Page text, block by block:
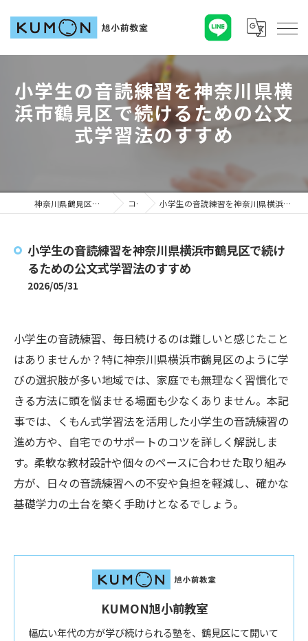
小学生の音読練習を神奈川県横
浜市鶴見区で続けるための公文
式学習法のすすめ
神奈川県鶴見区の塾ならKUMON旭小前教室 コラム 小学生の音読練習を神奈川県横浜市鶴見区で続けるための公文式学習法のすすめ
小学生の音読練習を神奈川県横浜市鶴見区で続け
るための公文式学習法のすすめ
2026/05/31
小学生の音読練習、毎日続けるのは難しいと感じたこと
はありませんか？特に神奈川県横浜市鶴見区のように学
びの選択肢が多い地域では、家庭でも無理なく習慣化で
きる方法に頭を悩ませる場面も少なくありません。本記
事では、くもん式学習法を活用した小学生の音読練習の
進め方や、自宅でのサポートのコツを詳しく解説しま
す。柔軟な教材設計や個々のペースに合わせた取り組み
方が、日々の音読練習への不安や負担を軽減し、確かな
基礎学力の土台を築く手助けとなるでしょう。
KUMON旭小前教室
幅広い年代の方が学び続けられる塾を、鶴見区にて開いて